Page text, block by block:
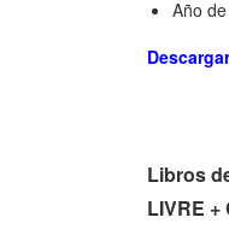
Año
Libros
LIVRE +